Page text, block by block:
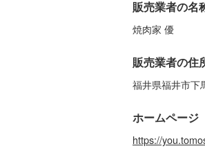
商
取
引
法
販売業者の名
焼肉家 優
販売業者の住
福井県福井市下
ホームページ
https://